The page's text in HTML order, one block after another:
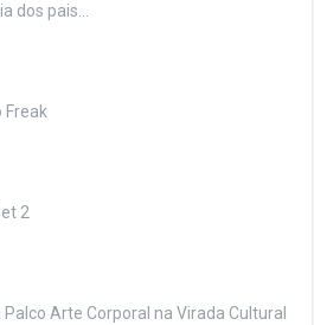
dos pais…
Freak
2
Arte Corporal na Virada Cultural